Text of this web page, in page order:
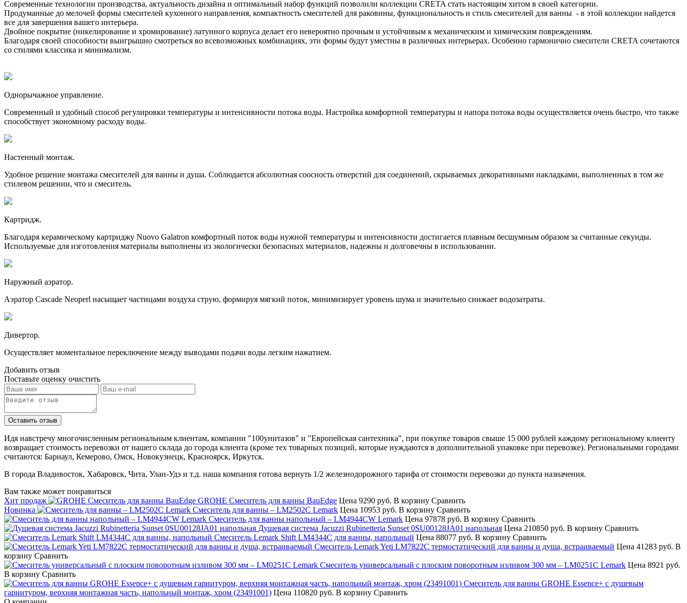
Современные технологии производства, актуальность дизайна и оптимальный набор функций позволили коллекции CRETA стать настоящим хитом в своей категории.
Продуманные до мелочей формы смесителей кухонного направления, компактность смесителей для раковины, функциональность и стиль смесителей для ванны - в этой коллекции найдется
все для завершения вашего интерьера.
Двойное покрытие (никелирование и хромирование) латунного корпуса делает его невероятно прочным и устойчивым к механическим и химическим повреждениям.
Благодаря своей способности выигрышно смотреться во всевозможных комбинациях, эти формы будут уместны в различных интерьерах. Особенно гармонично смесители CRETA сочетаются
со стилями классика и минимализм.
Однорычажное управление.
Современный и удобный способ регулировки температуры и интенсивности потока воды. Настройка комфортной температуры и напора потока воды осуществляется очень быстро, что также
способствует экономному расходу воды.
Настенный монтаж.
Удобное решение монтажа смесителей для ванны и душа. Соблюдается абсолютная соосность отверстий для соединений, скрываемых декоративными накладками, выполненных в том же
стилевом решении, что и смеситель.
Картридж.
Благодаря керамическому картриджу Nuovo Galatron комфортный поток воды нужной температуры и интенсивности достигается плавным бесшумным образом за считанные секунды.
Используемые для изготовления материалы выполнены из экологически безопасных материалов, надежны и долговечны в использовании.
Наружный аэратор.
Аэратор Cascade Neoperl насыщает частицами воздуха струю, формируя мягкий поток, минимизирует уровень шума и значительно снижает водозатраты.
Дивертор.
Осуществляет моментальное переключение между выводами подачи воды легким нажатием.
Добавить отзыв
Поставьте оценку очистить
Идя навстречу многочисленным региональным клиентам, компании "100унитазов" и "Европейская сантехника", при покупке товаров свыше 15 000 рублей каждому региональному клиенту
возвращает стоимость перевозки от нашего склада до города клиента (кроме тех товарных позиций, которые нуждаются в дополнительной упаковке при перевозке). Региональными городами
считаются: Барнаул, Кемерово, Омск, Новокузнецк, Красноярск, Иркутск.
В города Владивосток, Хабаровск, Чита, Улан-Удэ и т.д. наша компания готова вернуть 1/2 железнодорожного тарифа от стоимости перевозки до пункта назначения.
Вам также может понравиться
Хит продаж
GROHE Смеситель для ванны BauEdge Цена 9290 руб. В корзину Сравнить
Новинка
Смеситель для ванны – LM2502C Lemark Цена 10953 руб. В корзину Сравнить
Смеситель для ванны напольный – LM4944CW Lemark Цена 97878 руб. В корзину Сравнить
Душевая система Jacuzzi Rubinetteria Sunset 0SU00128JA01 напольная Цена 210850 руб. В корзину Сравнить
Смеситель Lemark Shift LM4344C для ванны, напольный Цена 88077 руб. В корзину Сравнить
Смеситель Lemark Yeti LM7822C термостатический для ванны и душа, встраиваемый Цена 41283 руб. В
корзину Сравнить
Смеситель универсальный с плоским поворотным изливом 300 мм – LM0251C Lemark Цена 8921 руб.
В корзину Сравнить
Смеситель для ванны GROHE Essence+ с душевым
гарнитуром, верхняя монтажная часть, напольный монтаж, хром (23491001) Цена 110820 руб. В корзину Сравнить